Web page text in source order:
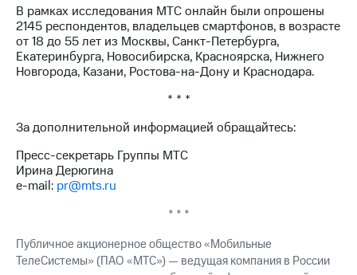
В рамках исследования МТС онлайн были опрошены
2145 респондентов, владельцев смартфонов, в возрасте
от 18 до 55 лет из Москвы, Санкт-Петербурга,
Екатеринбурга, Новосибирска, Красноярска, Нижнего
Новгорода, Казани, Ростова-на-Дону и Краснодара.
* * *
За дополнительной информацией обращайтесь:
Пресс-секретарь Группы МТС
Ирина Дерюгина
e-mail: pr@mts.ru
* * *
Публичное акционерное общество «Мобильные
ТелеСистемы» (ПАО «МТС») — ведущая компания в России